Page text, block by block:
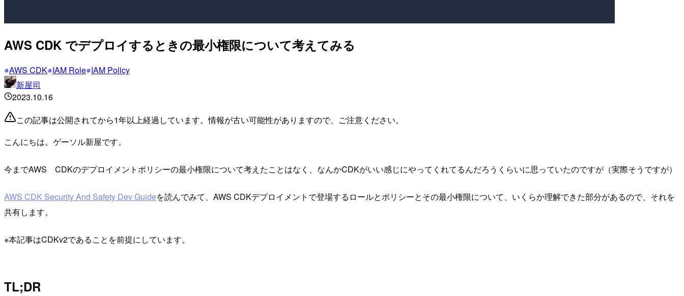
AWS CDK でデプロイするときの最小権限について考えてみる
AWS CDK IAM Role IAM Policy
新屋司
2023.10.16
この記事は公開されてから1年以上経過しています。情報が古い可能性がありますので、ご注意ください。
こんにちは。ゲーソル新屋です。
今までAWS CDKのデプロイメントポリシーの最小権限について考えたことはなく、なんかCDKがいい感じにやってくれてるんだろうくらいに思っていたのですが（実際そうですが）
AWS CDK Security And Safety Dev Guideを読んでみて、AWS CDKデプロイメントで登場するロールとポリシーとその最小権限について、いくらか理解できた部分があるので、それを
共有します。
※本記事はCDKv2であることを前提にしています。
TL;DR